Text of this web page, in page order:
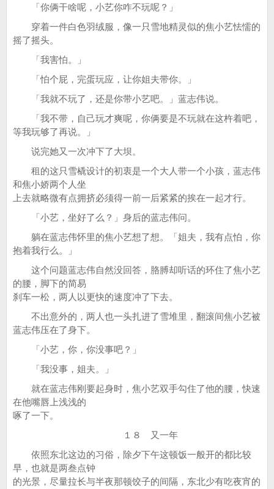
「你俩干啥呢，小艺你咋不玩呢？」
穿着一件白色羽绒服，像一只雪地精灵似的焦小艺怯懦的
摇了摇头。
「我害怕。」
「怕个屁，完蛋玩应，让你姐夫带你。」
「我就不玩了，还是你带小艺吧。」蓝志伟说。
「我不带，自己玩才爽呢，你俩要是不玩就在这杵着吧，
等我玩够了再说。」
说完她又一次冲下了大坝。
租的这只雪橇设计的初衷是一个大人带一个小孩，蓝志伟
和焦小娇两个人坐
上去就略微有点拥挤必须得一前一后紧紧的挨在一起才行。
「小艺，坐好了么？」身后的蓝志伟问。
躺在蓝志伟怀里的焦小艺想了想。「姐夫，我有点怕，你
抱着我行么。」
这个问题蓝志伟自然没回答，胳膊却听话的环住了焦小艺
的腰，脚下的简易
刹车一松，两人以更快的速度冲了下去。
不出意外的，两人也一头扎进了雪堆里，翻滚间焦小艺被
蓝志伟压在了身下。
「小艺，你，你没事吧？」
「我没事，姐夫。」
就在蓝志伟刚要起身时，焦小艺双手勾住了他的腰，快速
在他嘴唇上浅浅的
啄了一下。
１８ 又一年
依照东北这边的习俗，除夕下午这顿饭一般开的都比较
早，也就是两叁点钟
的光景，尽量拉长与半夜那顿饺子的间隔，东北少有吃夜宵的